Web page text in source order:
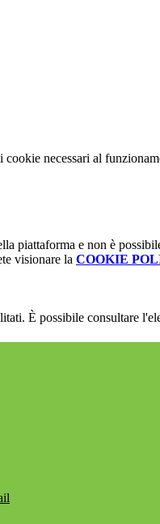
necessari al
piattaforma e non è
visionare la COOKIE
È possibile consultare